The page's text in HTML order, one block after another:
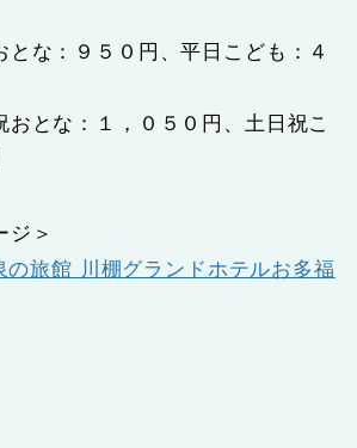
な：９５０円、平日こども：４
とな：１，０５０円、土日祝こ
ジ＞
の旅館 川棚グランドホテルお多福